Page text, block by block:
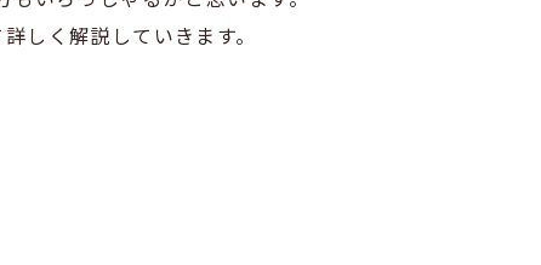
しく解説していきます。